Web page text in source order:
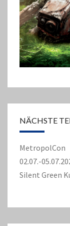
NÄCHSTE
MetropolCon
02.07.-
Silent Green